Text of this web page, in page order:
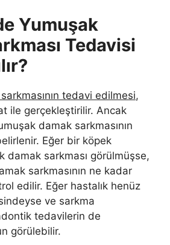
Yumuşak
Tedavisi
tedavi edilmesi,
ile gerçekleştirilir. Ancak
damak sarkmasının
Eğer bir köpek
damak sarkması görülmüşse,
sarkmasının ne kadar
edilir. Eğer hastalık henüz
ve sarkma
tedavilerin de
görülebilir.